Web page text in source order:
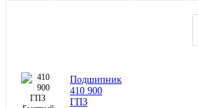
Подшипник
410 900
ГПЗ